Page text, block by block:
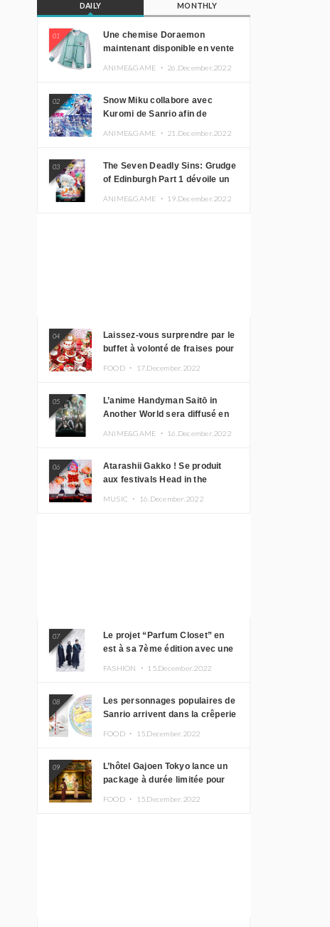
DAILY MONTHLY
01
Une chemise Doraemon
maintenant disponible en vente
ANIME&GAME ・ 26.December.2022
02
Snow Miku collabore avec
Kuromi de Sanrio afin de
ANIME&GAME ・ 21.December.2022
03
The Seven Deadly Sins: Grudge
of Edinburgh Part 1 dévoile un
ANIME&GAME ・ 19.December.2022
04
Laissez-vous surprendre par le
buffet à volonté de fraises pour
FOOD ・ 17.December.2022
05
L’anime Handyman Saitō in
Another World sera diffusé en
ANIME&GAME ・ 16.December.2022
06
Atarashii Gakko ! Se produit
aux festivals Head in the
MUSIC ・ 16.December.2022
07
Le projet “Parfum Closet” en
est à sa 7ème édition avec une
FASHION ・ 15.December.2022
08
Les personnages populaires de
Sanrio arrivent dans la crêperie
FOOD ・ 15.December.2022
09
L’hôtel Gajoen Tokyo lance un
package à durée limitée pour
FOOD ・ 15.December.2022